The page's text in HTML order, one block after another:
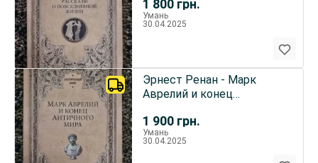
1 800 грн.
Умань
30.04.2025
1 900 грн.
Эрнест Ренан - Марк
Аврелий и конец
Умань
30.04.2025